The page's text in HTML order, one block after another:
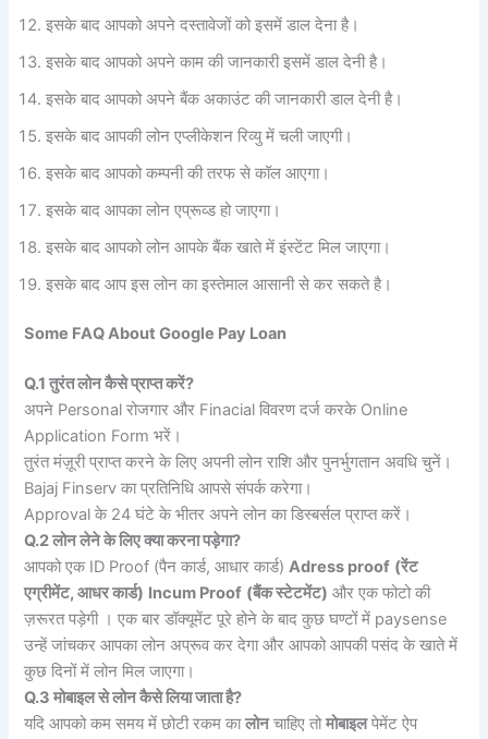
इसके बाद आपको अपने दस्तावेजों को इसमें डाल देना है।
इसके बाद आपको अपने काम की जानकारी इसमें डाल देनी है।
इसके बाद आपको अपने बैंक अकाउंट की जानकारी डाल देनी है।
इसके बाद आपकी लोन एप्लीकेशन रिव्यु में चली जाएगी।
इसके बाद आपको कम्पनी की तरफ से कॉल आएगा।
इसके बाद आपका लोन एप्रूव्ड हो जाएगा।
इसके बाद आपको लोन आपके बैंक खाते में इंस्टेंट मिल जाएगा।
इसके बाद आप इस लोन का इस्तेमाल आसानी से कर सकते है।
Some FAQ About Google Pay Loan
Q.1 तुरंत लोन कैसे प्राप्त करें?
अपने Personal रोजगार और Finacial विवरण दर्ज करके Online
Application Form भरें।
तुरंत मंज़ूरी प्राप्त करने के लिए अपनी लोन राशि और पुनर्भुगतान अवधि चुनें।
Bajaj Finserv का प्रतिनिधि आपसे संपर्क करेगा।
Approval के 24 घंटे के भीतर अपने लोन का डिस्बर्सल प्राप्त करें।
Q.2 लोन लेने के लिए क्या करना पड़ेगा?
आपको एक ID Proof (पैन कार्ड, आधार कार्ड)Adress proof (रेंट
एग्रीमेंट, आधर कार्ड) Incum Proof (बैंक स्टेटमेंट) और एक फोटो की
ज़रूरत पड़ेगी । एक बार डॉक्यूमेंट पूरे होने के बाद कुछ घण्टों में paysense
उन्हें जांचकर आपका लोन अप्रूव कर देगा और आपको आपकी पसंद के खाते में
कुछ दिनों में लोन मिल जाएगा।
Q.3 मोबाइल से लोन कैसे लिया जाता है?
यदि आपको कम समय में छोटी रकम कालोनचाहिए तोमोबाइलपेमेंट ऐप